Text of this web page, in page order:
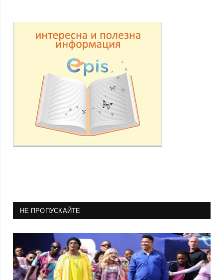
НЕ ПРОПУСКАЙТЕ